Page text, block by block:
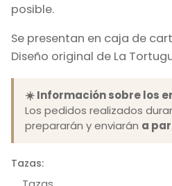
posible.
Se presentan en caja de
Diseño original de La
☀️ Información sobre los
Los pedidos realizados
prepararán y enviarán a
Tazas: